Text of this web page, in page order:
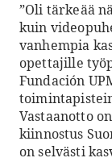
”Oli tärkeää
kuin
vanhempia
opettajille
Fundación
Vastaanotto
kiinnostus
on selvästi